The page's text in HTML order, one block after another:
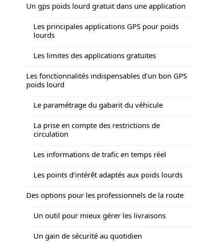
Un gps poids lourd gratuit dans une application
Les principales applications GPS pour poids
lourds
Les limites des applications gratuites
Les fonctionnalités indispensables d’un bon GPS
poids lourd
Le paramétrage du gabarit du véhicule
La prise en compte des restrictions de
circulation
Les informations de trafic en temps réel
Les points d’intérêt adaptés aux poids lourds
Des options pour les professionnels de la route
Un outil pour mieux gérer les livraisons
Un gain de sécurité au quotidien